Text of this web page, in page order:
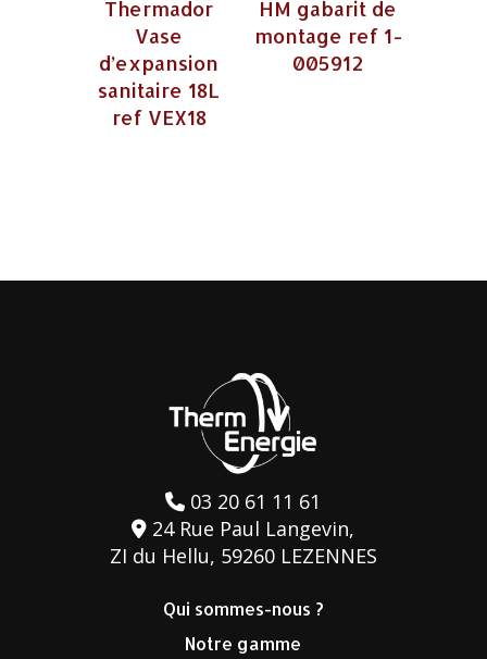
Thermador
Vase
d’expansion
sanitaire 18L
ref VEX18
HM gabarit de
montage ref 1-
005912
03 20 61 11 61
24 Rue Paul Langevin,
ZI du Hellu, 59260 LEZENNES
Qui sommes-nous ?
Notre gamme